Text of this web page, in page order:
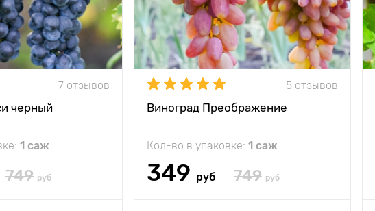
7 отзывов
черный
1 саж
749 руб
5 отзывов
Виноград Преображение
Кол-во в упаковке: 1 саж
349 руб 749 руб